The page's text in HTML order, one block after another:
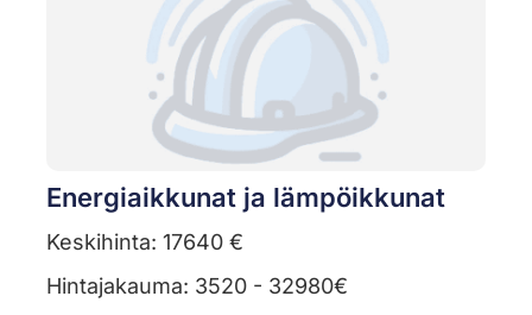
Energiaikkunat ja lämpöikkunat
Keskihinta: 17640 €
Hintajakauma: 3520 - 32980€